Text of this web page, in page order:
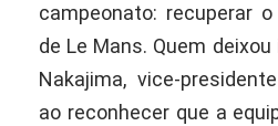
campeonato: recuperar
de Le Mans. Quem
Nakajima, vice-
ao reconhecer que a